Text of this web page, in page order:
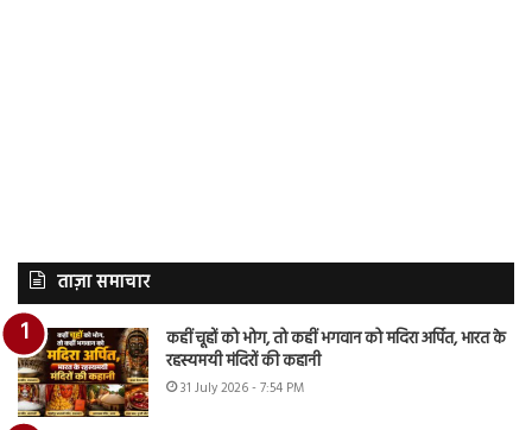
ताज़ा समाचार
कहीं चूहों को भोग, तो कहीं भगवान को मदिरा अर्पित, भारत के
रहस्यमयी मंदिरों की कहानी
31 July 2026 - 7:54 PM